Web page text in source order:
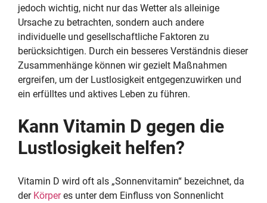
jedoch wichtig, nicht nur das Wetter als alleinige
Ursache zu betrachten, sondern auch andere
individuelle und gesellschaftliche Faktoren zu
berücksichtigen. Durch ein besseres Verständnis dieser
Zusammenhänge können wir gezielt Maßnahmen
ergreifen, um der Lustlosigkeit entgegenzuwirken und
ein erfülltes und aktives Leben zu führen.
Kann Vitamin D gegen die
Lustlosigkeit helfen?
Vitamin D wird oft als „Sonnenvitamin“ bezeichnet, da
der Körperes unter dem Einfluss von Sonnenlicht